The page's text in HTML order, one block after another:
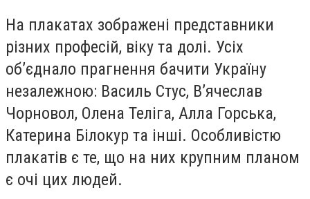
На плакатах зображені представники
різних професій, віку та долі. Усіх
об’єднало прагнення бачити Україну
незалежною: Василь Стус, В’ячеслав
Чорновол, Олена Теліга, Алла Горська,
Катерина Білокур та інші. Особливістю
плакатів є те, що на них крупним планом
є очі цих людей.